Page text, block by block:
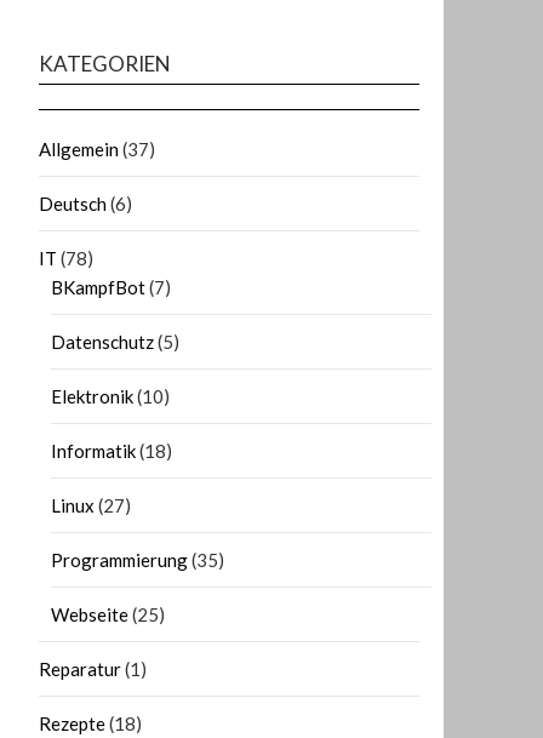
KATEGORIEN
Allgemein(37)
Deutsch(6)
IT (78)
BKampfBot(7)
Datenschutz(5)
Elektronik(10)
Informatik(18)
Linux (27)
Programmierung(35)
Webseite(25)
Reparatur(1)
Rezepte(18)